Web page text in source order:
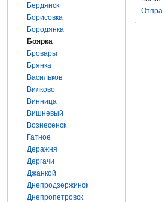
Бердянск
Борисовка
Бородянка
Боярка
Бровары
Брянка
Васильков
Вилково
Винница
Вишневый
Вознесенск
Гатное
Деражня
Дергачи
Джанкой
Днепродзержинск
Днепропетровск